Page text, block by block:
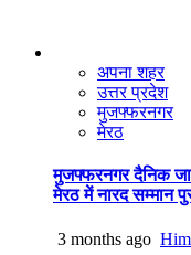
अपना शहर
उत्तर प्रदेश
मुजफ्फरनगर
मेरठ
मुजफ्फरनगर दैनिक
मेरठ में नारद सम्मान
3 months ago